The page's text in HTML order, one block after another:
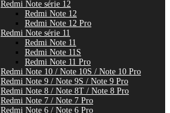
Redmi Note série 12
Redmi Note 12
Redmi Note 12 Pro
Redmi Note série 11
Redmi Note 11
Redmi Note 11S
Redmi Note 11 Pro
Redmi Note 10 / Note 10S / Note 10 Pro
Redmi Note 9 / Note 9S / Note 9 Pro
Redmi Note 8 / Note 8T / Note 8 Pro
Redmi Note 7 / Note 7 Pro
Redmi Note 6 / Note 6 Pro